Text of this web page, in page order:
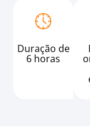
Duração de
6 horas